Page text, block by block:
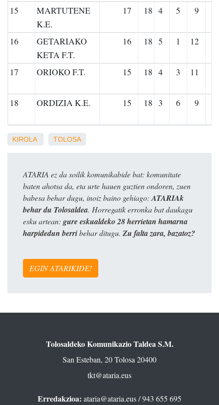
15
MARTUTENE
K.E.
17 18 4 5 9
16
GETARIAKO
KETA F.T.
16 18 5 1 12
17 ORIOKO F.T. 15 18 4 3 11
18 ORDIZIA K.E. 15 18 3 6 9
KIROLA TOLOSA
ATARIA ez da soilik komunikabide bat: komunitate
baten ahotsa da, eta urte hauen guztien ondoren, zuen
babesa behar dugu, inoiz baino gehiago: ATARIAk
behar du Tolosaldea. Horregatik erronka bat daukagu
esku artean: gure eskualdeko 28 herrietan hamarna
harpidedun berribehar ditugu. Zu falta zara, bazatoz?
EGIN ATARIKIDE!
Tolosaldeko Komunikazio Taldea S.M.
San Esteban, 20 Tolosa 20400
tkt@ataria.eus
Erredakzioa: ataria@ataria.eus/ 943 655 695